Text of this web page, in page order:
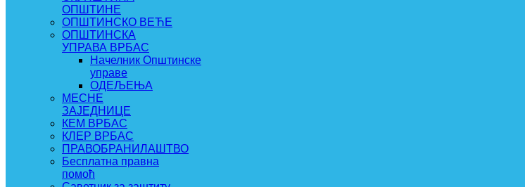
ОПШТИНЕ
ОПШТИНСКО ВЕЋЕ
ОПШТИНСКА
УПРАВА ВРБАС
Начелник Општинске
управе
ОДЕЉЕЊА
МЕСНЕ
ЗАЈЕДНИЦЕ
КЕМ ВРБАС
КЛЕР ВРБАС
ПРАВОБРАНИЛАШТВО
Бесплатна правна
помоћ